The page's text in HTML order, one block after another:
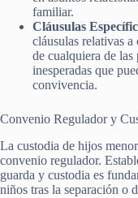
familiar.
Cláusulas
cláusulas relativas
de cualquiera de las
inesperadas que
convivencia.
Convenio Regulador y
La custodia de hijos
convenio regulador.
guarda y custodia es
niños tras la separación o